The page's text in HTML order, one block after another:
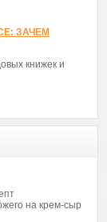
ЗАЧЕМ
книжек и
на крем-сыр